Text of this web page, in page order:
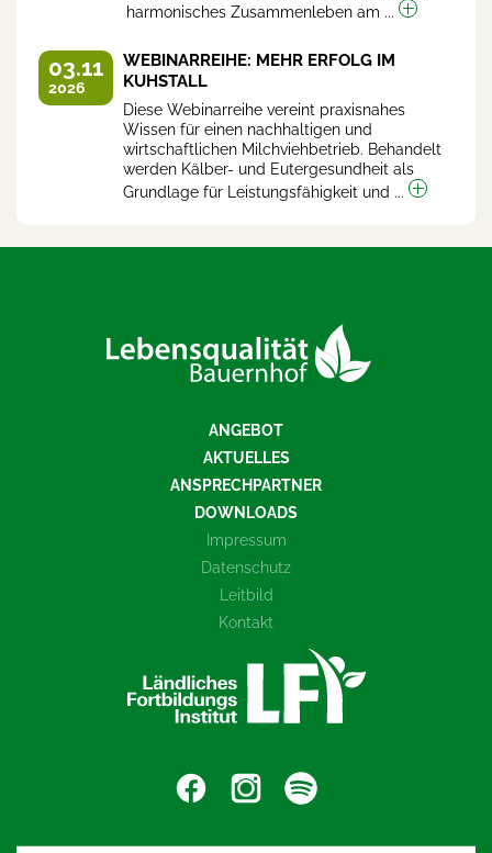
harmonisches Zusammenleben am ...
03.11
2026
WEBINARREIHE: MEHR ERFOLG IM
KUHSTALL
Diese Webinarreihe vereint praxisnahes
Wissen für einen nachhaltigen und
wirtschaftlichen Milchviehbetrieb. Behandelt
werden Kälber- und Eutergesundheit als
Grundlage für Leistungsfähigkeit und ...
ANGEBOT
AKTUELLES
ANSPRECHPARTNER
DOWNLOADS
Impressum
Datenschutz
Leitbild
Kontakt